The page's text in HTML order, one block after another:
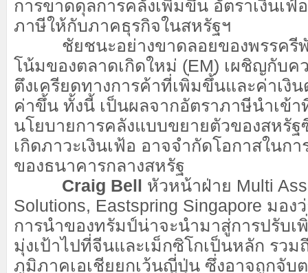
การขาดดุลการคลังเพิ่มขึ้น อัตราเงินเฟ้
ภาษีให้กับภาคธุรกิจในสหรัฐฯ
ชัยชนะอย่างขาดลอยของพรรครีพั
โน้มของตลาดเกิดใหม่ (EM) เผชิญกับค
ตึงเครียดทางการค้าที่เพิ่มขึ้นและค่าเงิ
ค่าขึ้น ทั้งนี้ เป็นผลจากอัตราภาษีนำเข้
นโยบายการคลังแบบขยายตัวของสหรัฐ
เกิดภาวะเงินเฟ้อ อาจจำกัดโอกาสในก
ของธนาคารกลางสหรัฐ
Craig Bell หัวหน้าฝ่าย Multi
Solutions, Eastspring Singapore มอง
การนำของทรัมป์น่าจะนำมาสู่การปรับเ
มุ่งเป้าไปที่จีนและเม็กซิโกเป็นหลัก รวม
ภูมิภาคเอเชียยกเว้นญี่ปุ่น ซึ่งอาจถูกจับ